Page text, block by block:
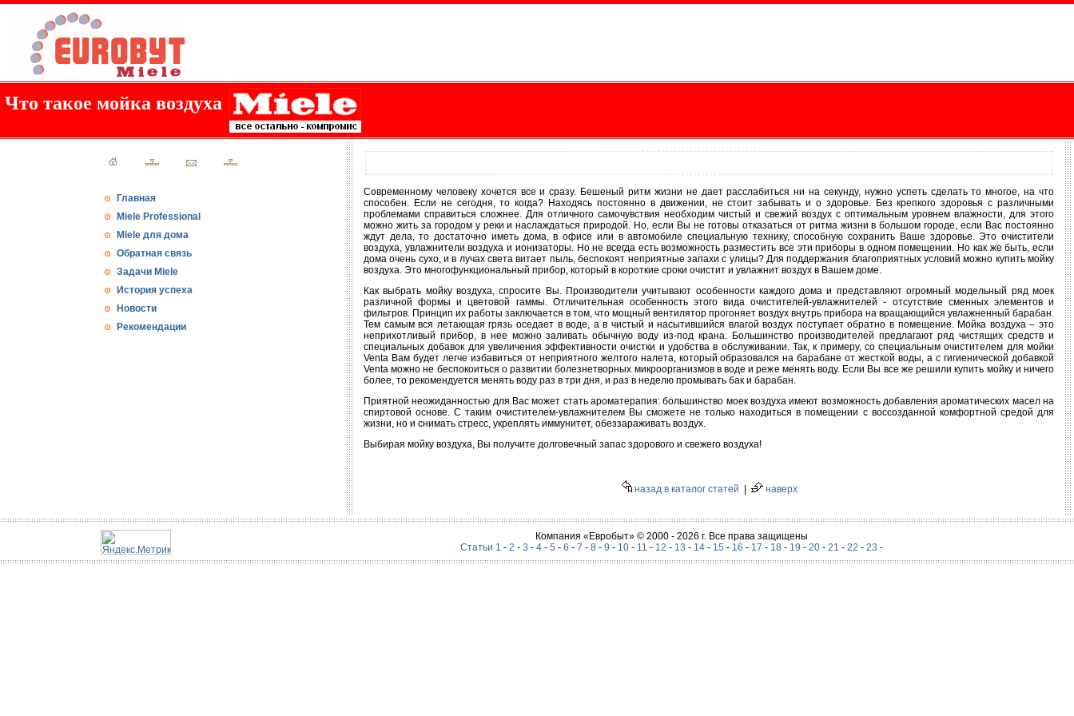
Что такое мойка воздуха
Главная
Miele Professional
Miele для дома
Обратная связь
Задачи Miele
История успеха
Новости
Рекомендации
Современному человеку хочется все и сразу. Бешеный ритм жизни не дает расслабиться ни на секунду, нужно успеть сделать то многое, на что
способен. Если не сегодня, то когда? Находясь постоянно в движении, не стоит забывать и о здоровье. Без крепкого здоровья с различными
проблемами справиться сложнее. Для отличного самочувствия необходим чистый и свежий воздух с оптимальным уровнем влажности, для этого
можно жить за городом у реки и наслаждаться природой. Но, если Вы не готовы отказаться от ритма жизни в большом городе, если Вас постоянно
ждут дела, то достаточно иметь дома, в офисе или в автомобиле специальную технику, способную сохранить Ваше здоровье. Это очистители
воздуха, увлажнители воздуха и ионизаторы. Но не всегда есть возможность разместить все эти приборы в одном помещении. Но как же быть, если
дома очень сухо, и в лучах света витает пыль, беспокоят неприятные запахи с улицы? Для поддержания благоприятных условий можно купить мойку
воздуха. Это многофункциональный прибор, который в короткие сроки очистит и увлажнит воздух в Вашем доме.
Как выбрать мойку воздуха, спросите Вы. Производители учитывают особенности каждого дома и представляют огромный модельный ряд моек
различной формы и цветовой гаммы. Отличительная особенность этого вида очистителей-увлажнителей - отсутствие сменных элементов и
фильтров. Принцип их работы заключается в том, что мощный вентилятор прогоняет воздух внутрь прибора на вращающийся увлажненный барабан.
Тем самым вся летающая грязь оседает в воде, а в чистый и насытившийся влагой воздух поступает обратно в помещение. Мойка воздуха – это
неприхотливый прибор, в нее можно заливать обычную воду из-под крана. Большинство производителей предлагают ряд чистящих средств и
специальных добавок для увеличения эффективности очистки и удобства в обслуживании. Так, к примеру, со специальным очистителем для мойки
Venta Вам будет легче избавиться от неприятного желтого налета, который образовался на барабане от жесткой воды, а с гигиенической добавкой
Venta можно не беспокоиться о развитии болезнетворных микроорганизмов в воде и реже менять воду. Если Вы все же решили купить мойку и ничего
более, то рекомендуется менять воду раз в три дня, и раз в неделю промывать бак и барабан.
Приятной неожиданностью для Вас может стать ароматерапия: большинство моек воздуха имеют возможность добавления ароматических масел на
спиртовой основе. С таким очистителем-увлажнителем Вы сможете не только находиться в помещении с воссозданной комфортной средой для
жизни, но и снимать стресс, укреплять иммунитет, обеззараживать воздух.
Выбирая мойку воздуха, Вы получите долговечный запас здорового и свежего воздуха!
назад в каталог статей наверх
Компания «Евробыт» © 2000 - 2026 г. Все права защищены
Статьи 1 - 2 - 3 - 4- 5 - 6 - 7 - 8- 9 - 10- 11 - 12 - 13 - 14- 15 - 16 - 17 - 18- 19 - 20- 21 - 22 - 23 -